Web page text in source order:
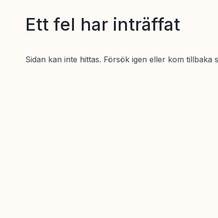
Ett fel har inträffat
Sidan kan inte hittas. Försök igen eller kom tillbaka